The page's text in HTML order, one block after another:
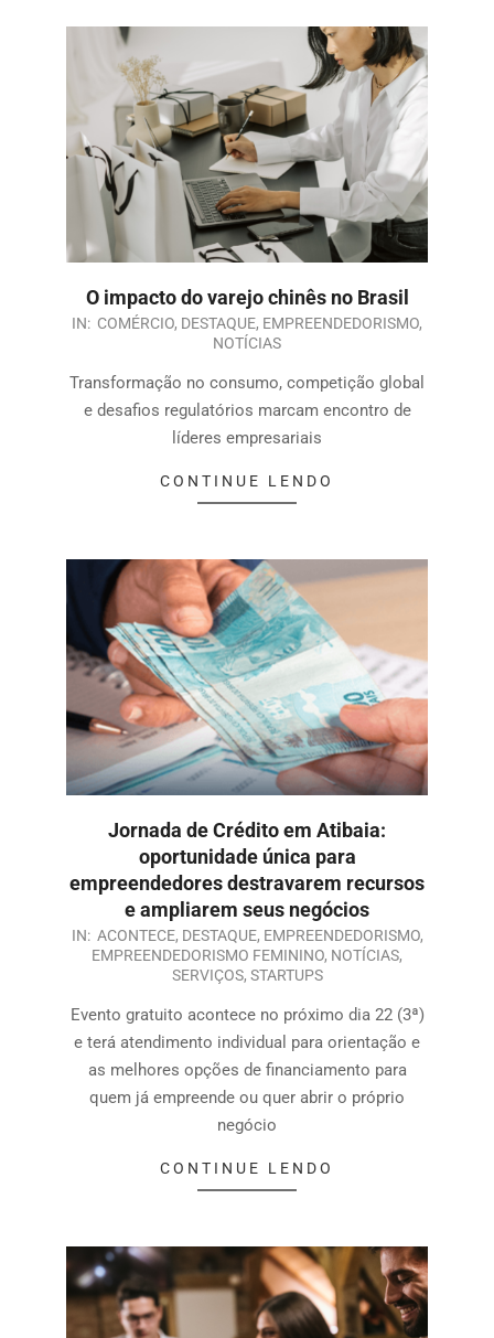
O impacto do varejo chinês no Brasil
IN: COMÉRCIO, DESTAQUE, EMPREENDEDORISMO,
NOTÍCIAS
Transformação no consumo, competição global
e desafios regulatórios marcam encontro de
líderes empresariais
CONTINUE LENDO
Jornada de Crédito em Atibaia:
oportunidade única para
empreendedores destravarem recursos
e ampliarem seus negócios
IN: ACONTECE, DESTAQUE, EMPREENDEDORISMO,
EMPREENDEDORISMO FEMININO, NOTÍCIAS,
SERVIÇOS, STARTUPS
Evento gratuito acontece no próximo dia 22 (3ª)
e terá atendimento individual para orientação e
as melhores opções de financiamento para
quem já empreende ou quer abrir o próprio
negócio
CONTINUE LENDO